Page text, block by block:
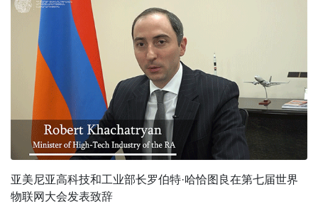
亚美尼亚高科技和工业部长罗伯特·哈恰图良在第七届世界
物联网大会发表致辞